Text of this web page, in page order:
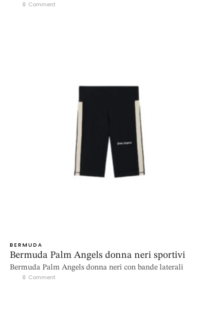
0 Comment
BERMUDA
Bermuda Palm Angels donna neri sportivi
Bermuda Palm Angels donna neri con bande laterali
0 Comment